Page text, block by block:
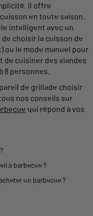
Il offre
cuisson en toute saison.
intelligent avec un
de choisir la cuisson de
) ou le mode manuel pour
de cuisiner des viandes
8 personnes.
de grillade choisir
nos conseils sur
qui répond à vos
?
à barbecue?
un barbecue?